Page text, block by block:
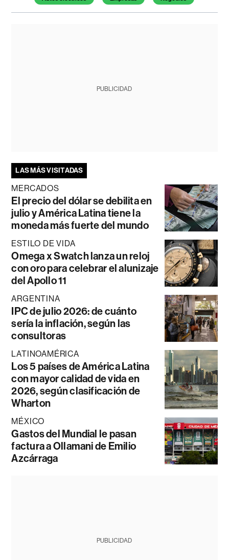
PUBLICIDAD
LAS MÁS VISITADAS
MERCADOS
El precio del dólar se debilita en
julio y América Latina tiene la
moneda más fuerte del mundo
ESTILO DE VIDA
Omega x Swatch lanza un reloj
con oro para celebrar el alunizaje
del Apollo 11
ARGENTINA
IPC de julio 2026: de cuánto
sería la inflación, según las
consultoras
LATINOAMÉRICA
Los 5 países de América Latina
con mayor calidad de vida en
2026, según clasificación de
Wharton
MÉXICO
Gastos del Mundial le pasan
factura a Ollamani de Emilio
Azcárraga
PUBLICIDAD